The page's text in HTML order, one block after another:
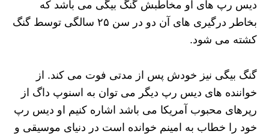
دیس رپ های او مخاطبش گنگ بیگی می باشد که
بخاطر درگیری های آن دو در سن ۲۵ سالگی توسط گنگ
کشته می شود.
گنگ بیگی نیز خودش پس از مدتی فوت می کند. از
خواننده های دیس رپ‌ دیگر می توان به اسنوپ داگ از
رپرهای محبوب آمریکا می باشد اشاره کنیم او دیس رپ
خود را خطاب به امینم خوانده است در دنیای موسیقی و